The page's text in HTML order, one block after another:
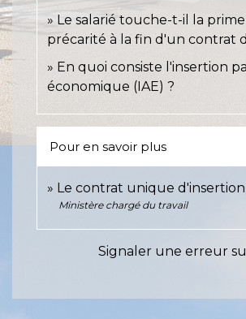
Le salarié touche-t-il la
précarité à la fin d'un contrat
En quoi consiste l'insertion
économique (IAE) ?
Pour en savoir plus
Le contrat unique d'insertion
Ministère chargé du travail
Signaler une erreur